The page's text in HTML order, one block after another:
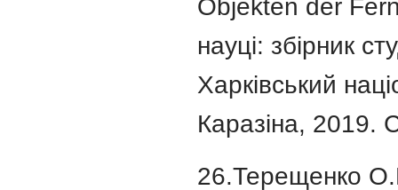
Objekten der
науці: збірник
Харківський
Каразіна, 2019.
26.Терещенко